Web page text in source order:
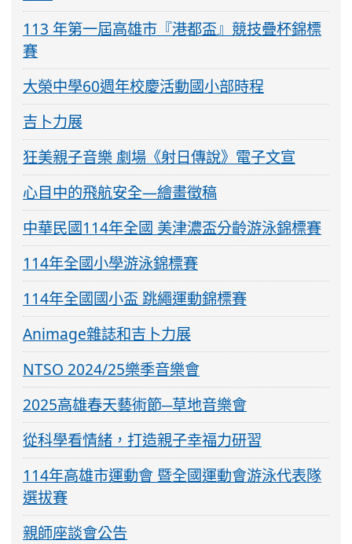
113 年第一屆高雄市『港都盃』競技疊杯錦標
賽
大榮中學60週年校慶活動國小部時程
吉卜力展
狂美親子音樂 劇場《射日傳說》電子文宣
心目中的飛航安全—繪畫徵稿
中華民國114年全國 美津濃盃分齡游泳錦標賽
114年全國小學游泳錦標賽
114年全國國小盃 跳繩運動錦標賽
Animage雜誌和吉卜力展
NTSO 2024/25樂季音樂會
2025高雄春天藝術節─草地音樂會
從科學看情緒，打造親子幸福力研習
114年高雄市運動會 暨全國運動會游泳代表隊
選拔賽
親師座談會公告